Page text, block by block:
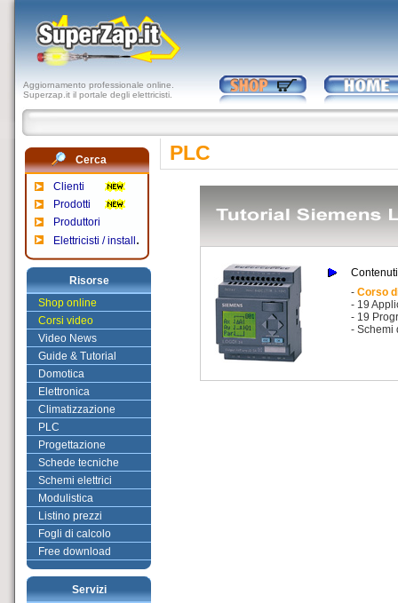
Aggiornamento professionale online.
Superzap.it il portale degli elettricisti.
Cerca
Clienti
Prodotti
Produttori
Elettricisti / install .
Risorse
Shop online
Corsi video
Video News
Guide & Tutorial
Domotica
Elettronica
Climatizzazione
PLC
Progettazione
Schede tecniche
Schemi elettrici
Modulistica
Listino prezzi
Fogli di calcolo
Free download
Servizi
PLC
- Corso
- 19
- 19
- Schemi